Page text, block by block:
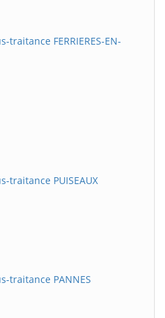
FERRIERES-EN-
traitance PUISEAUX
traitance PANNES